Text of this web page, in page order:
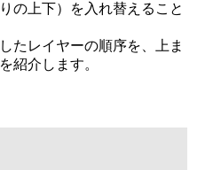
の上下）を入れ替えること
たレイヤーの順序を、上ま
紹介します。